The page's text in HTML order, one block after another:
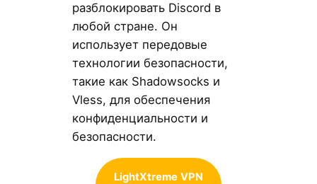
разблокировать Discord в
любой стране. Он
использует передовые
технологии безопасности,
такие как Shadowsocks и
Vless, для обеспечения
конфиденциальности и
безопасности.
LightXtreme VPN